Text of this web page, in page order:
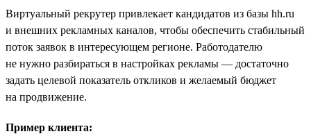
Виртуальный рекрутер привлекает кандидатов из базы hh.ru
и внешних рекламных каналов, чтобы обеспечить стабильный
поток заявок в интересующем регионе. Работодателю
не нужно разбираться в настройках рекламы — достаточно
задать целевой показатель откликов и желаемый бюджет
на продвижение.
Пример клиента: